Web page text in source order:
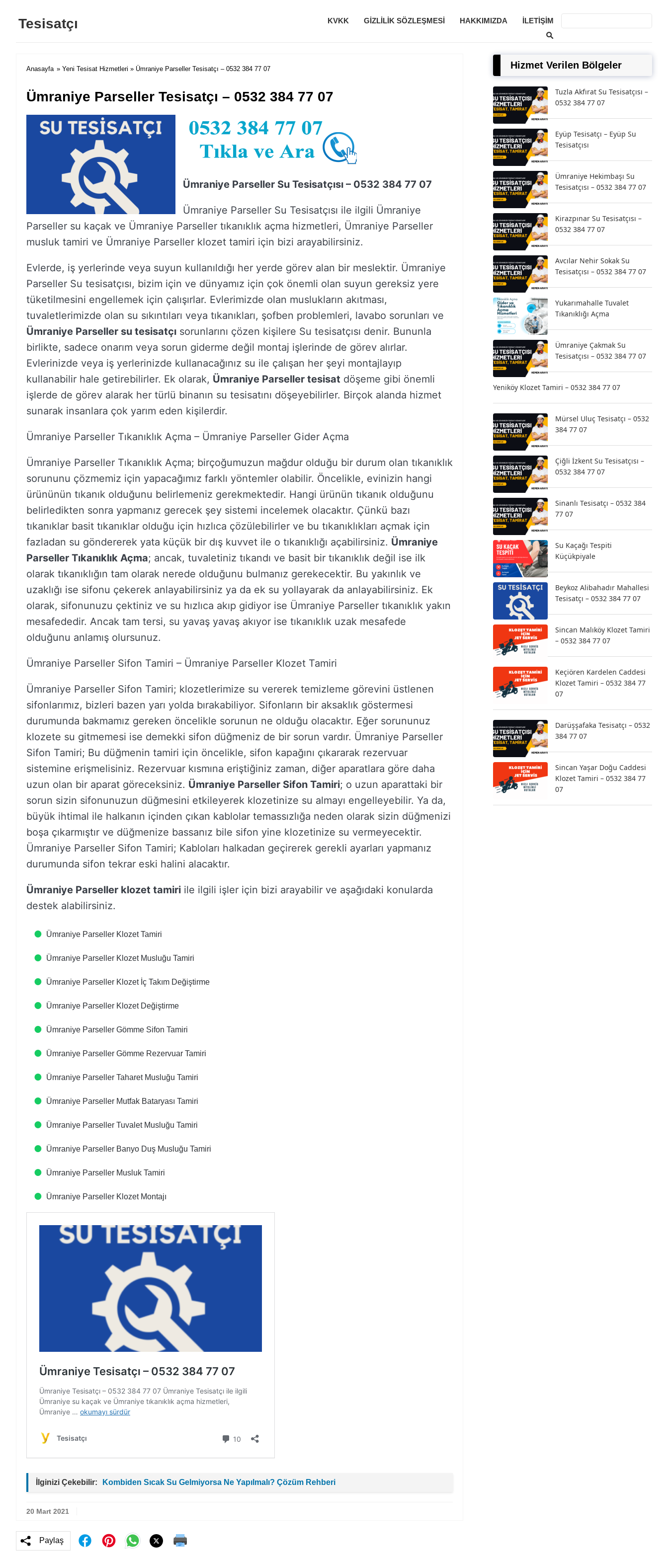
Tesisatçı KVKK GIZLILIK SÖZLEŞMESI HAKKIMIZDA İLETIŞIM
Anasayfa » Yeni Tesisat Hizmetleri » Ümraniye Parseller Tesisatçı – 0532 384 77 07
Ümraniye Parseller Tesisatçı – 0532 384 77 07
Ümraniye Parseller Su Tesisatçısı – 0532 384 77 07
Ümraniye Parseller Su Tesisatçısı ile ilgili Ümraniye
Parseller su kaçak ve Ümraniye Parseller tıkanıklık açma hizmetleri, Ümraniye Parseller
musluk tamiri ve Ümraniye Parseller klozet tamiri için bizi arayabilirsiniz.
Evlerde, iş yerlerinde veya suyun kullanıldığı her yerde görev alan bir meslektir. Ümraniye
Parseller Su tesisatçısı, bizim için ve dünyamız için çok önemli olan suyun gereksiz yere
tüketilmesini engellemek için çalışırlar. Evlerimizde olan muslukların akıtması,
tuvaletlerimizde olan su sıkıntıları veya tıkanıkları, şofben problemleri, lavabo sorunları ve
Ümraniye Parseller su tesisatçı sorunlarını çözen kişilere Su tesisatçısı denir. Bununla
birlikte, sadece onarım veya sorun giderme değil montaj işlerinde de görev alırlar.
Evlerinizde veya iş yerlerinizde kullanacağınız su ile çalışan her şeyi montajlayıp
kullanabilir hale getirebilirler. Ek olarak, Ümraniye Parseller tesisat döşeme gibi önemli
işlerde de görev alarak her türlü binanın su tesisatını döşeyebilirler. Birçok alanda hizmet
sunarak insanlara çok yarım eden kişilerdir.
Ümraniye Parseller Tıkanıklık Açma – Ümraniye Parseller Gider Açma
Ümraniye Parseller Tıkanıklık Açma; birçoğumuzun mağdur olduğu bir durum olan tıkanıklık
sorununu çözmemiz için yapacağımız farklı yöntemler olabilir. Öncelikle, evinizin hangi
ürününün tıkanık olduğunu belirlemeniz gerekmektedir. Hangi ürünün tıkanık olduğunu
belirledikten sonra yapmanız gerecek şey sistemi incelemek olacaktır. Çünkü bazı
tıkanıklar basit tıkanıklar olduğu için hızlıca çözülebilirler ve bu tıkanıklıkları açmak için
fazladan su göndererek yata küçük bir dış kuvvet ile o tıkanıklığı açabilirsiniz. Ümraniye
Parseller Tıkanıklık Açma; ancak, tuvaletiniz tıkandı ve basit bir tıkanıklık değil ise ilk
olarak tıkanıklığın tam olarak nerede olduğunu bulmanız gerekecektir. Bu yakınlık ve
uzaklığı ise sifonu çekerek anlayabilirsiniz ya da ek su yollayarak da anlayabilirsiniz. Ek
olarak, sifonunuzu çektiniz ve su hızlıca akıp gidiyor ise Ümraniye Parseller tıkanıklık yakın
mesafededir. Ancak tam tersi, su yavaş yavaş akıyor ise tıkanıklık uzak mesafede
olduğunu anlamış olursunuz.
Ümraniye Parseller Sifon Tamiri – Ümraniye Parseller Klozet Tamiri
Ümraniye Parseller Sifon Tamiri; klozetlerimize su vererek temizleme görevini üstlenen
sifonlarımız, bizleri bazen yarı yolda bırakabiliyor. Sifonların bir aksaklık göstermesi
durumunda bakmamız gereken öncelikle sorunun ne olduğu olacaktır. Eğer sorununuz
klozete su gitmemesi ise demekki sifon düğmeniz de bir sorun vardır. Ümraniye Parseller
Sifon Tamiri; Bu düğmenin tamiri için öncelikle, sifon kapağını çıkararak rezervuar
sistemine erişmelisiniz. Rezervuar kısmına eriştiğiniz zaman, diğer aparatlara göre daha
uzun olan bir aparat göreceksiniz. Ümraniye Parseller Sifon Tamiri; o uzun aparattaki bir
sorun sizin sifonunuzun düğmesini etkileyerek klozetinize su almayı engelleyebilir. Ya da,
büyük ihtimal ile halkanın içinden çıkan kablolar temassızlığa neden olarak sizin düğmenizi
boşa çıkarmıştır ve düğmenize bassanız bile sifon yine klozetinize su vermeyecektir.
Ümraniye Parseller Sifon Tamiri; Kabloları halkadan geçirerek gerekli ayarları yapmanız
durumunda sifon tekrar eski halini alacaktır.
Ümraniye Parseller klozet tamiri ile ilgili işler için bizi arayabilir ve aşağıdaki konularda
destek alabilirsiniz.
Ümraniye Parseller Klozet Tamiri
Ümraniye Parseller Klozet Musluğu Tamiri
Ümraniye Parseller Klozet İç Takım Değiştirme
Ümraniye Parseller Klozet Değiştirme
Ümraniye Parseller Gömme Sifon Tamiri
Ümraniye Parseller Gömme Rezervuar Tamiri
Ümraniye Parseller Taharet Musluğu Tamiri
Ümraniye Parseller Mutfak Bataryası Tamiri
Ümraniye Parseller Tuvalet Musluğu Tamiri
Ümraniye Parseller Banyo Duş Musluğu Tamiri
Ümraniye Parseller Musluk Tamiri
Ümraniye Parseller Klozet Montajı
İlginizi Çekebilir: Kombiden Sıcak Su Gelmiyorsa Ne Yapılmalı? Çözüm Rehberi
20 Mart 2021
Paylaş
Hizmet Verilen Bölgeler
Tuzla Akfırat Su Tesisatçısı –
0532 384 77 07
Eyüp Tesisatçı – Eyüp Su
Tesisatçısı
Ümraniye Hekimbaşı Su
Tesisatçısı – 0532 384 77 07
Kirazpınar Su Tesisatçısı –
0532 384 77 07
Avcılar Nehir Sokak Su
Tesisatçısı – 0532 384 77 07
Yukarımahalle Tuvalet
Tıkanıklığı Açma
Ümraniye Çakmak Su
Tesisatçısı – 0532 384 77 07
Yeniköy Klozet Tamiri – 0532 384 77 07
Mürsel Uluç Tesisatçı – 0532
384 77 07
Çiğli İzkent Su Tesisatçısı –
0532 384 77 07
Sinanlı Tesisatçı – 0532 384
77 07
Su Kaçağı Tespiti
Küçükpiyale
Beykoz Alibahadır Mahallesi
Tesisatçı – 0532 384 77 07
Sincan Malıköy Klozet Tamiri
– 0532 384 77 07
Keçiören Kardelen Caddesi
Klozet Tamiri – 0532 384 77
07
Darüşşafaka Tesisatçı – 0532
384 77 07
Sincan Yaşar Doğu Caddesi
Klozet Tamiri – 0532 384 77
07